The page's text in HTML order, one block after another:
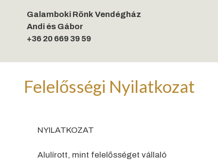
Galamboki Rönk Vendégház
Andi és Gábor
+36 20 669 39 59
Felelősségi Nyilatkozat
NYILATKOZAT
Alulírott, mint felelősséget vállaló